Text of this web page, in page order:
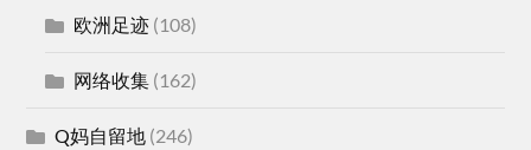
欧洲足迹 (108)
网络收集 (162)
Q妈自留地 (246)